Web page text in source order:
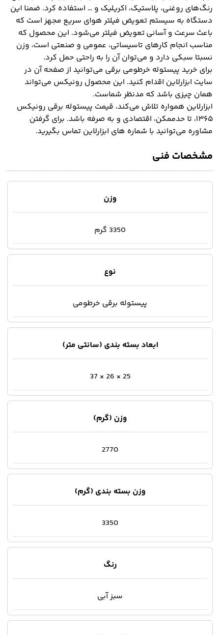
رنگ‌های روغنی، پلاستیک، اکریلیک و … استفاده کرد. ضمنا این
دستگاه به سیستم تعویض فیلتر هوای سریع مجهز است که
باعث سرعت و آسانی تعویض فیلتر می‌شود. این محصول که
مناسب انجام کارهای تاسیساتی، عمومی و صنعتی است، وزن
نسبتا سبکی دارد و می‌توان آن را به راحتی حمل کرد.
برای خرید پیستوله خرطومی برقی می‌توانید از صفحه آن در
سایت ابزارلاین اقدام کنید. این محصول رونیکس می‌تواند
همان چیزی باشد که مدنظر شماست.
ابزارلاین همواره تلاش می‌کند، قیمت پیستوله برقی رونیکس
۱۳۶۵، تا حدممکن، اقتصادی و به صرفه باشد. برای گرفتن
مشاوره می‌توانید با شماره های ابزارلاین تماس بگیرید.
مشخصات فنی
وزن
3350 گرم
نوع
پیستوله برقی خرطومی
ابعاد بسته بندی (سانتی متر)
25 × 26 × 37
وزن (گرم)
2770
وزن بسته بندی (گرم)
3350
رنگ
سبز آبی